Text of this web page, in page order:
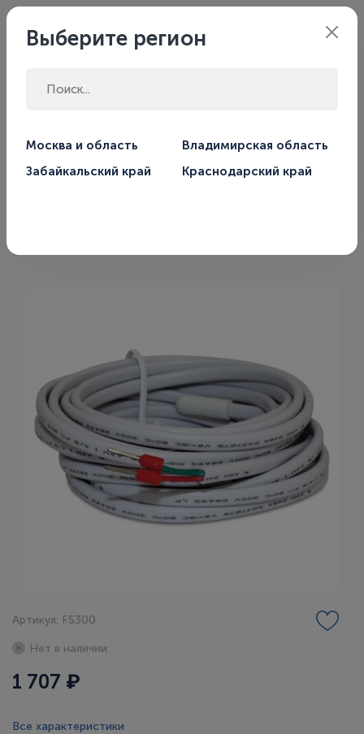
Москва
Термостаты
Артикул: FS300
Нет в наличии
1 707 ₽
Все характеристики
Выберите регион
Москва и область
Владимирская область
Забайкальский край
Краснодарский край